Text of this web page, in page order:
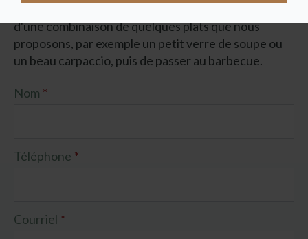
d'une combinaison de quelques plats que nous
proposons, par exemple un petit verre de soupe ou
un beau carpaccio, puis de passer au barbecue.
Nom *
Téléphone *
Courriel *